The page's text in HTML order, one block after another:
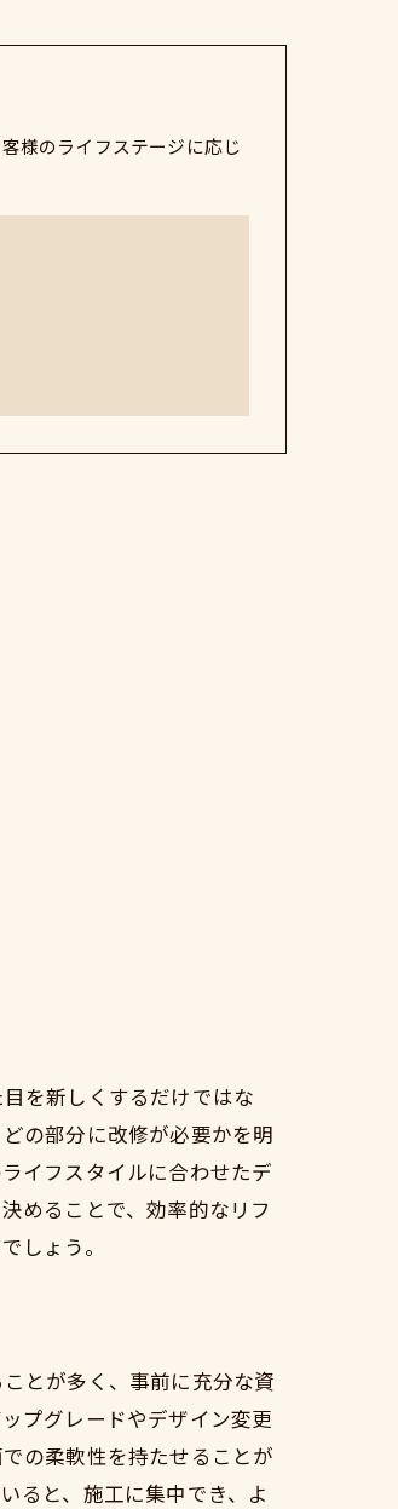
様のライフステージに応じ
を新しくするだけではな
の部分に改修が必要かを明
イフスタイルに合わせたデ
めることで、効率的なリフ
しょう。
とが多く、事前に充分な資
プグレードやデザイン変更
の柔軟性を持たせることが
ると、施工に集中でき、よ